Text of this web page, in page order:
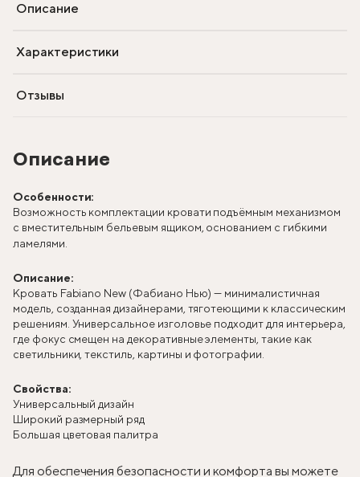
Описание
Особенности:
Возможность комплектации кровати подъёмным механизмом
с вместительным бельевым ящиком, основанием с гибкими
ламелями.
Описание:
Кровать Fabiano New (Фабиано Нью) — минималистичная
модель, созданная дизайнерами, тяготеющими к классическим
решениям. Универсальное изголовье подходит для интерьера,
где фокус смещен на декоративные элементы, такие как
светильники, текстиль, картины и фотографии.
Свойства:
Универсальный дизайн
Широкий размерный ряд
Большая цветовая палитра
Для обеспечения безопасности и комфорта вы можете
Описание
Характеристики
Отзывы